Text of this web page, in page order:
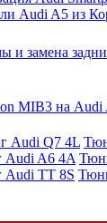
Audi A5 из
Audi Q7 4L
Audi A6 4A
TT 8S